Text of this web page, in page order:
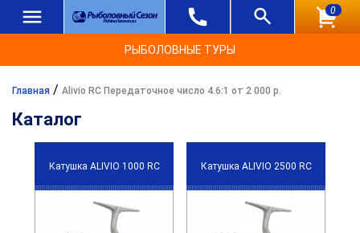
0
РЫБОЛОВНЫЕ ТУРЫ
Главная / Alivio RC Передаточное число 4.6:1 от 2 000 р.
Каталог
Катушка ALIVIO 1000 RC Катушка ALIVIO 2500 RC